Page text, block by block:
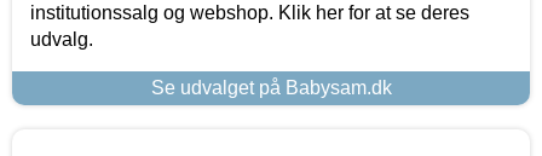
institutionssalg og webshop. Klik her for at se deres
udvalg.
Se udvalget på Babysam.dk